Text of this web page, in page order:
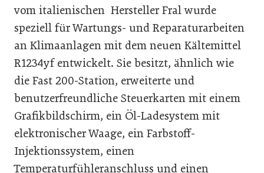
vom italienischen Hersteller Fral wurde
speziell für Wartungs- und Reparaturarbeiten
an Klimaanlagen mit dem neuen Kältemittel
R1234yf entwickelt. Sie besitzt, ähnlich wie
die Fast 200-Station, erweiterte und
benutzerfreundliche Steuerkarten mit einem
Grafikbildschirm, ein Öl-Ladesystem mit
elektronischer Waage, ein Farbstoff-
Injektionssystem, einen
Temperaturfühleranschluss und einen